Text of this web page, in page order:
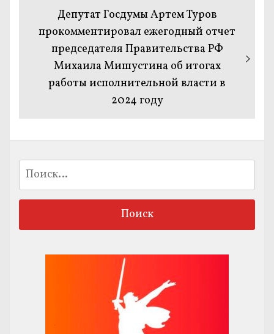
Следующая
запись:
Депутат Госдумы Артем Туров
прокомментировал ежегодный отчет
председателя Правительства РФ
Михаила Мишустина об итогах
работы исполнительной власти в
2024 году
Найти: